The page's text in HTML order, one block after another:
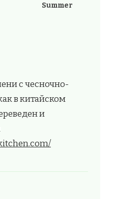
Summer
с чесночно-
в китайском
и